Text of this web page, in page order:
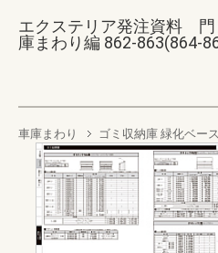
エクステリア発注資料 門
庫まわり編 862-863(864-
車庫まわり ゴミ収納庫 緑化ベース